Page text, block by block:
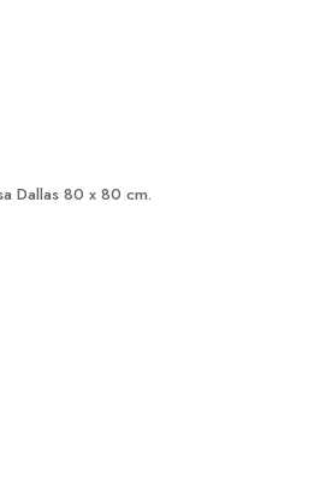
Dallas 80 x 80 cm.